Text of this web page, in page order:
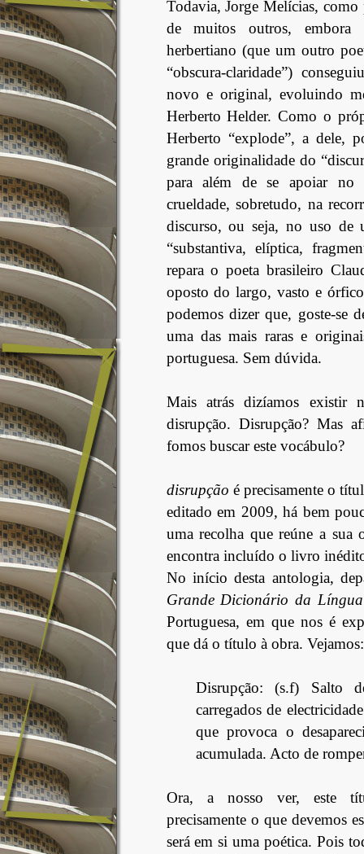
Todavia, Jorge Melícias,
de muitos outros,
herbertiano (que um outro
“obscura-claridade”)
novo e original, evoluindo
Herberto Helder. Como o
Herberto “explode”, a dele,
grande originalidade do
para além de se apoiar no
crueldade, sobretudo, na
discurso, ou seja, no uso de
“substantiva, elíptica,
repara o poeta brasileiro
oposto do largo, vasto e
podemos dizer que, goste-se
uma das mais raras e
portuguesa. Sem dúvida.
Mais atrás dizíamos existir
disrupção. Disrupção? Mas
fomos buscar este vocábulo?
disrupção é precisamente o
editado em 2009, há bem
uma recolha que reúne a sua
encontra incluído o livro
No início desta antologia,
Grande Dicionário da
Portuguesa, em que nos é
que dá o título à obra. Vejamos:
Disrupção: (s.f) Salto
carregados de
que provoca o
acumulada. Acto de
Ora, a nosso ver, este
precisamente o que devemos
será em si uma poética. Pois